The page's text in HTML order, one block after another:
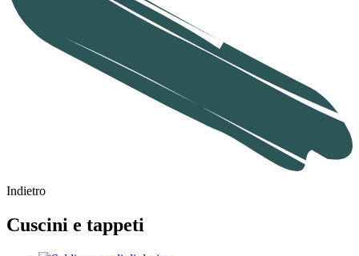
Indietro
Cuscini e tappeti